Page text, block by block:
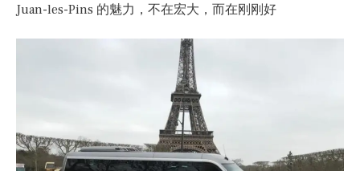
Juan-les-Pins 的魅力，不在宏大，而在刚刚好